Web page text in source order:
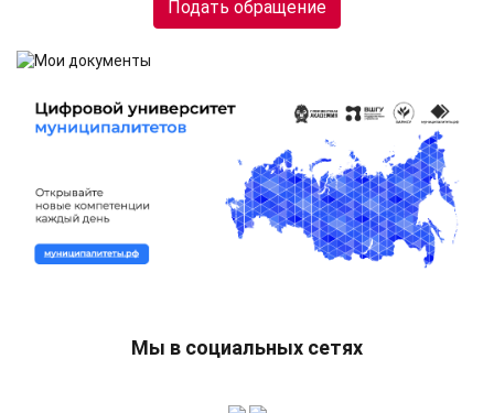
Подать обращение
Мы в социальных сетях